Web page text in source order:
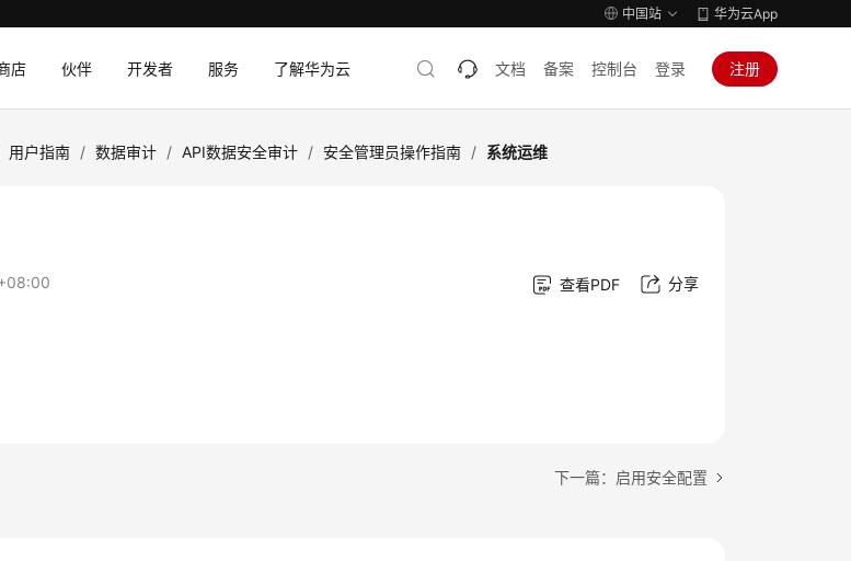
中国站 华为云App
店 伙伴 开发者 服务 了解华为云 文档 备案 控制台 登录 注册
用户指南 / 数据审计 / API数据安全审计 / 安全管理员操作指南 / 系统运维
查看PDF 分享
下一篇：启用安全配置